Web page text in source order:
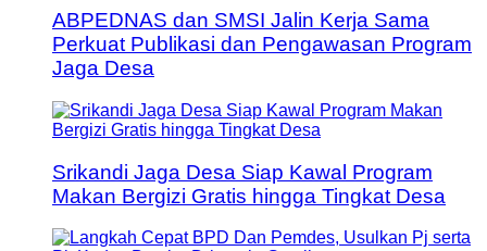
ABPEDNAS dan SMSI Jalin Kerja Sama
Perkuat Publikasi dan Pengawasan Program
Jaga Desa
Srikandi Jaga Desa Siap Kawal Program
Makan Bergizi Gratis hingga Tingkat Desa